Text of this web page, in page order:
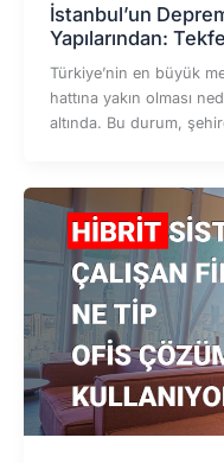
İstanbul’un
Yapılarından:
Türkiye’nin en büyük
hattına yakın olması
altında. Bu durum,